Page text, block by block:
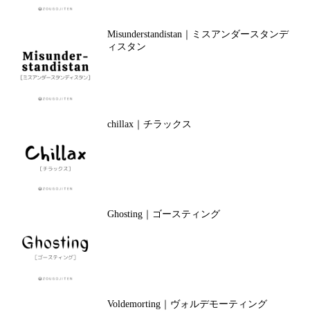
Misunderstandistan｜ミスアンダースタンデ
ィスタン
chillax｜チラックス
Ghosting｜ゴースティング
Voldemorting｜ヴォルデモーティング